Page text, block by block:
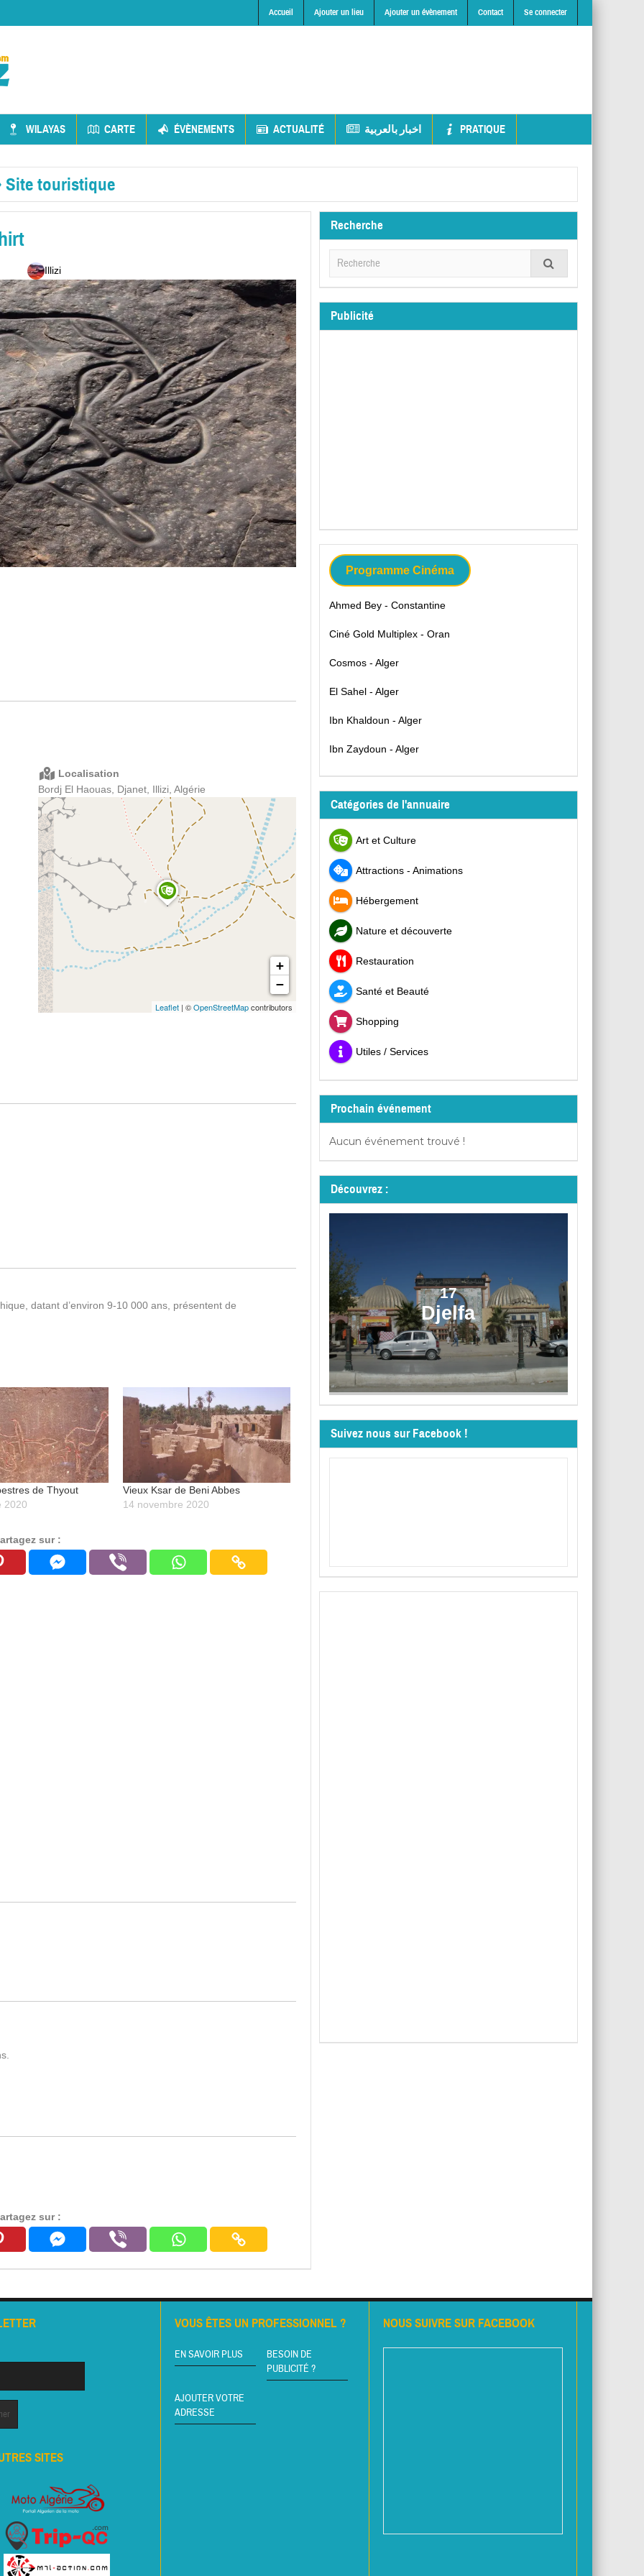
Accueil Ajouter un lieu Ajouter un évènement Contact Se connecter
WILAYAS CARTE ÉVÈNEMENTS ACTUALITÉ اخبار بالعربية PRATIQUE
Site touristique
Illizi
Localisation
Bordj El Haouas, Djanet, Illizi, Algérie
+
−
Leaflet| ©OpenStreetMapcontributors
datant d’environ 9-10 000 ans, présentent de
de Thyout
2020
Vieux Ksar de Beni Abbes
14 novembre 2020
sur :
sur :
Recherche
Publicité
Programme Cinéma
Ahmed Bey - Constantine
Ciné Gold Multiplex - Oran
Cosmos - Alger
El Sahel - Alger
Ibn Khaldoun - Alger
Ibn Zaydoun - Alger
Catégories de l'annuaire
Art et Culture
Attractions - Animations
Hébergement
Nature et découverte
Restauration
Santé et Beauté
Shopping
Utiles / Services
Prochain événement
Aucun événement trouvé !
Découvrez :
17
Djelfa
Suivez nous sur Facebook !
SITES
VOUS ÊTES UN PROFESSIONNEL ?
EN SAVOIR PLUS
BESOIN DE
PUBLICITÉ ?
AJOUTER VOTRE
ADRESSE
NOUS SUIVRE SUR FACEBOOK